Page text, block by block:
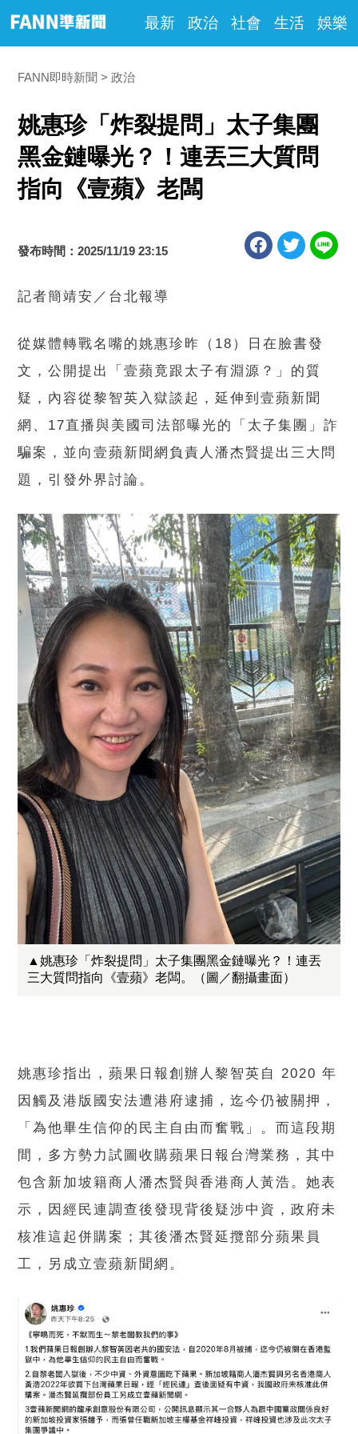
最新 政治 社會 生活 娛樂
FANN即時新聞 政治
姚惠珍「炸裂提問」太子集團
黑金鏈曝光？！連丟三大質問
指向《壹蘋》老闆
發布時間：2025/11/19 23:15
記者簡靖安／台北報導
從媒體轉戰名嘴的姚惠珍昨（18）日在臉書發
文，公開提出「壹蘋竟跟太子有淵源？」的質
疑，內容從黎智英入獄談起，延伸到壹蘋新聞
網、17直播與美國司法部曝光的「太子集團」詐
騙案，並向壹蘋新聞網負責人潘杰賢提出三大問
題，引發外界討論。
▲姚惠珍「炸裂提問」太子集團黑金鏈曝光？！連丟
三大質問指向《壹蘋》老闆。（圖／翻攝畫面）
姚惠珍指出，蘋果日報創辦人黎智英自 2020 年
因觸及港版國安法遭港府逮捕，迄今仍被關押，
「為他畢生信仰的民主自由而奮戰」。而這段期
間，多方勢力試圖收購蘋果日報台灣業務，其中
包含新加坡籍商人潘杰賢與香港商人黃浩。她表
示，因經民連調查後發現背後疑涉中資，政府未
核准這起併購案；其後潘杰賢延攬部分蘋果員
工，另成立壹蘋新聞網。